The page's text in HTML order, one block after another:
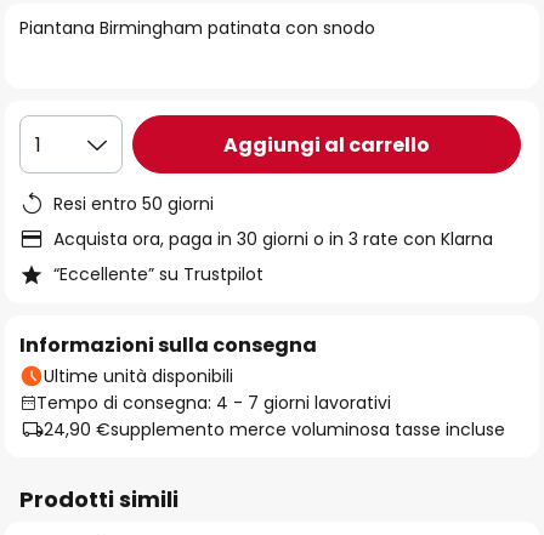
immagini
Piantana Birmingham patinata con snodo
1 Aggiungi al carrello
Resi entro 50 giorni
Acquista ora, paga in 30 giorni o in 3 rate con Klarna
“Eccellente” su Trustpilot
Informazioni sulla consegna
Ultime unità disponibili
Tempo di consegna: 4 - 7 giorni lavorativi
24,90 €supplemento merce voluminosa tasse incluse
Prodotti simili